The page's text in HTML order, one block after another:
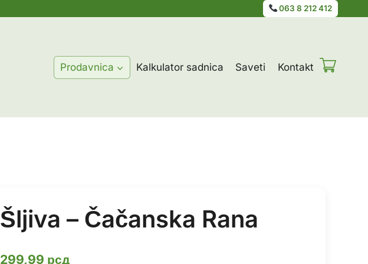
063 8 212 412
Prodavnica Kalkulator sadnica Saveti Kontakt
Šljiva – Čačanska Rana
299,99 рсд